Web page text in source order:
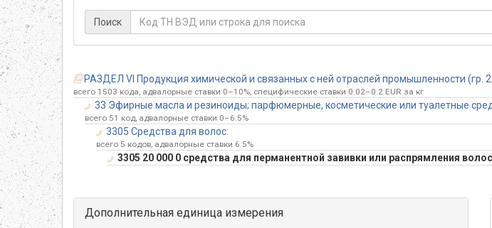
Поиск
РАЗДЕЛ VI Продукция химической и связанных с ней отраслей промышленности (гр.
всего 1503 кода, адвалорные ставки 0–10%, специфические ставки 0.02–0.2 EUR за кг
33 Эфирные масла и резиноиды; парфюмерные, косметические или туалетные
всего 51 код, адвалорные ставки 0–6.5%
3305 Средства для волос:
всего 5 кодов, адвалорные ставки 6.5%
3305 20 000 0 средства для перманентной завивки или распрямления волос
Дополнительная единица измерения